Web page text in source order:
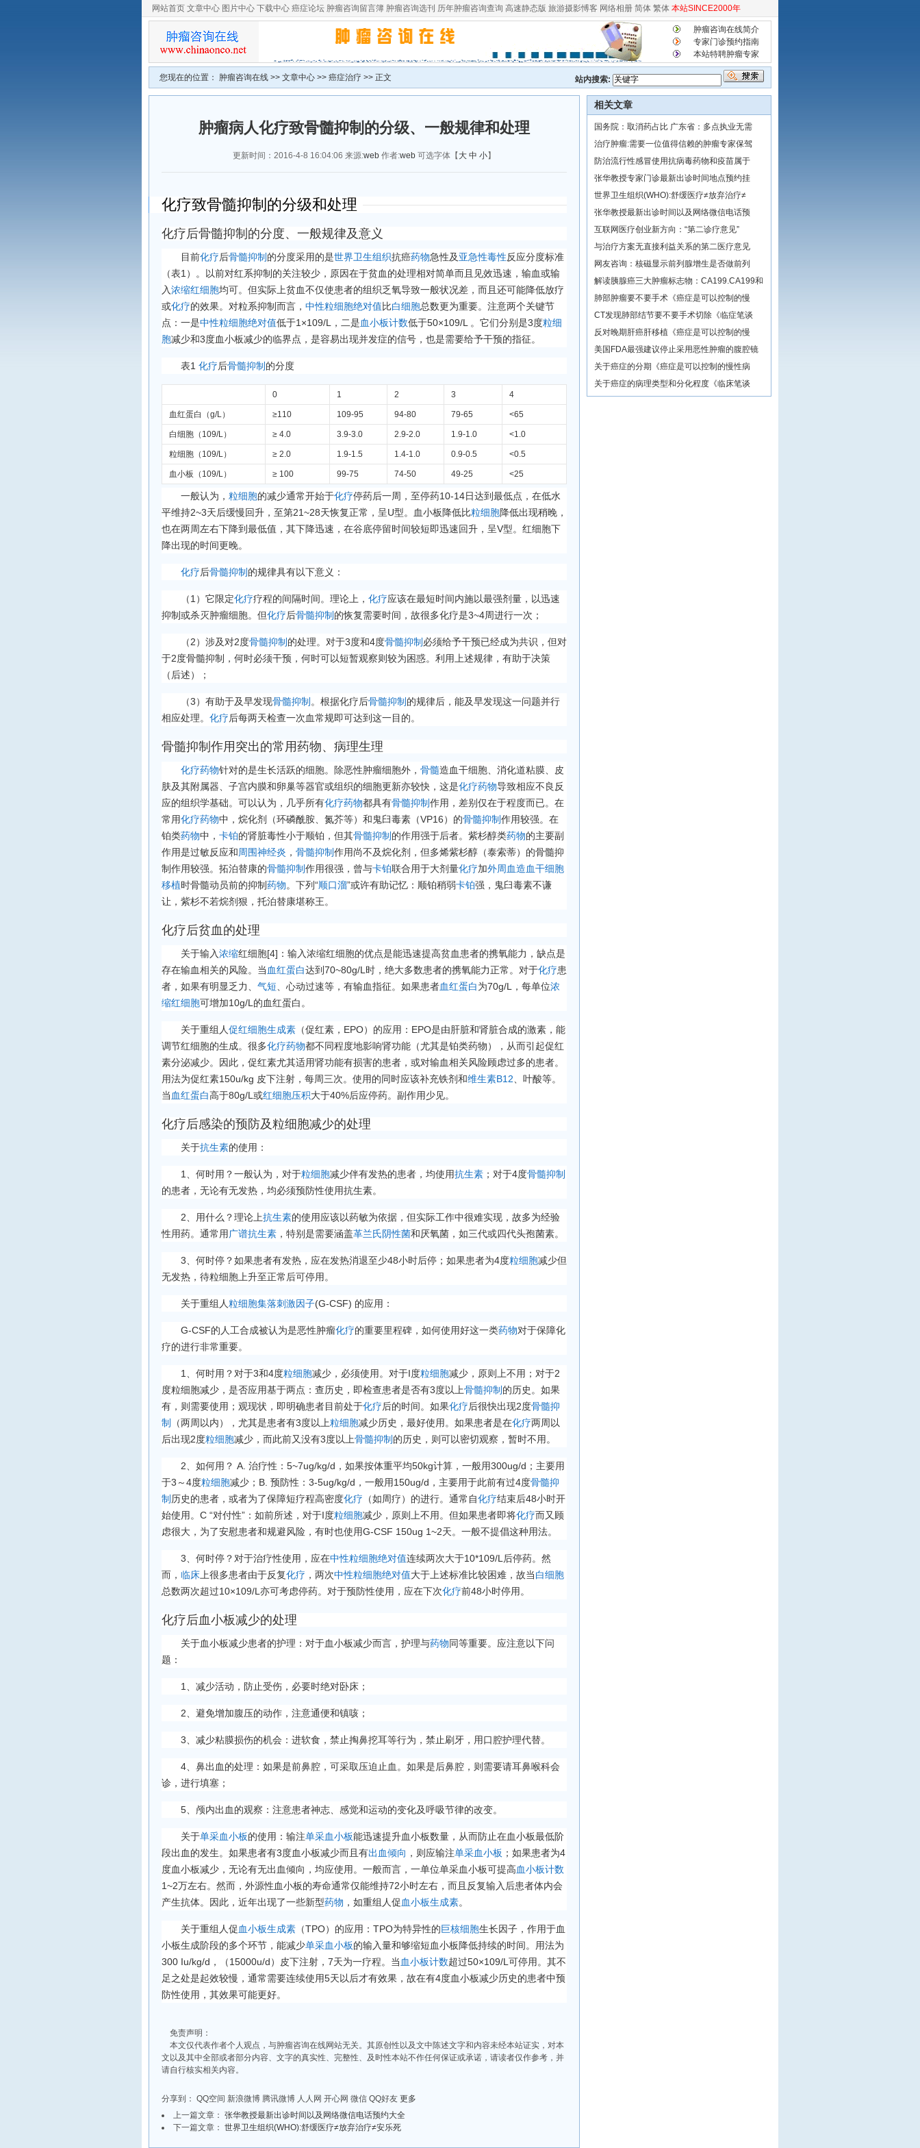
网站首页 文章中心 图片中心 下载中心 癌症论坛 肿瘤咨询留言簿 肿瘤咨询选刊 历年肿瘤咨询查询 高速静态版 旅游摄影愽客 网络相册 简体 繁体 本站SINCE2000年
肿瘤咨询在线简介
专家门诊预约指南
本站特聘肿瘤专家
站内搜索:
您现在的位置： 肿瘤咨询在线 >> 文章中心 >> 癌症治疗 >> 正文
肿瘤病人化疗致骨髓抑制的分级、一般规律和处理
更新时间：2016-4-8 16:04:06 来源:web 作者:web 可选字体【 大 中 小】
化疗致骨髓抑制的分级和处理
化疗后骨髓抑制的分度、一般规律及意义
目前化疗后骨髓抑制 的分度采用的是世界卫生组织抗癌药物急性及亚急性毒性反应分度标准
（表1）。以前对红系抑制的关注较少，原因在于贫血的处理相对简单而且见效迅速，输血或输
入浓缩红细胞均可。但实际上贫血不仅使患者的组织乏氧导致一般状况差，而且还可能降低放疗
或化疗的效果。对粒系抑制而言， 中性粒细胞绝对值比白细胞总数更为重要。注意两个关键节
点：一是中性粒细胞绝对值低于1×109/L，二是血小板计数低于50×109/L 。它们分别是3度粒细
胞减少和3度血小板减少的临界点，是容易出现并发症的信号，也是需要给予干预的指征。
表1 化疗后骨髓抑制 的分度
0 1 2 3 4
血红蛋白（g/L） ≥110 109-95 94-80 79-65 <65
白细胞（109/L） ≥ 4.0 3.9-3.0 2.9-2.0 1.9-1.0 <1.0
粒细胞（109/L） ≥ 2.0 1.9-1.5 1.4-1.0 0.9-0.5 <0.5
血小板（109/L） ≥ 100 99-75 74-50 49-25 <25
一般认为， 粒细胞的减少通常开始于化疗停药后一周，至停药10-14日达到最低点，在低水
平维持2~3天后缓慢回升，至第21~28天恢复正常，呈U型。血小板降低比粒细胞降低出现稍晚，
也在两周左右下降到最低值，其下降迅速，在谷底停留时间较短即迅速回升，呈V型。红细胞下
降出现的时间更晚。
化疗后骨髓抑制 的规律具有以下意义：
（1）它限定化疗疗程的间隔时间。理论上， 化疗应该在最短时间内施以最强剂量，以迅速
抑制或杀灭肿瘤细胞。但化疗后骨髓抑制 的恢复需要时间，故很多化疗是3~4周进行一次；
（2）涉及对2度骨髓抑制 的处理。对于3度和4度骨髓抑制 必须给予干预已经成为共识，但对
于2度骨髓抑制，何时必须干预，何时可以短暂观察则较为困惑。利用上述规律，有助于决策
（后述）；
（3）有助于及早发现骨髓抑制 。根据化疗后骨髓抑制 的规律后，能及早发现这一问题并行
相应处理。 化疗后每两天检查一次血常规即可达到这一目的。
骨髓抑制作用突出的常用药物、病理生理
化疗药物针对的是生长活跃的细胞。除恶性肿瘤细胞外， 骨髓造血干细胞、消化道粘膜、皮
肤及其附属器、子宫内膜和卵巢等器官或组织的细胞更新亦较快，这是化疗药物导致相应不良反
应的组织学基础。可以认为，几乎所有化疗药物都具有骨髓抑制作用，差别仅在于程度而已。在
常用化疗药物中，烷化剂（环磷酰胺、氮芥等）和鬼臼毒素（VP16）的骨髓抑制作用较强。在
铂类药物中， 卡铂的肾脏毒性小于顺铂，但其骨髓抑制 的作用强于后者。紫杉醇类药物的主要副
作用是过敏反应和周围神经炎 ， 骨髓抑制作用尚不及烷化剂，但多烯紫杉醇（泰索蒂）的骨髓抑
制作用较强。拓泊替康的骨髓抑制作用很强，曾与卡铂联合用于大剂量化疗加外周血造血干细胞
移植时骨髓动员前的抑制药物。下列“顺口溜”或许有助记忆：顺铂稍弱卡铂强，鬼臼毒素不谦
让，紫杉不若烷剂狠，托泊替康堪称王。
化疗后贫血的处理
关于输入浓缩红细胞[4]：输入浓缩红细胞的优点是能迅速提高贫血患者的携氧能力，缺点是
存在输血相关的风险。当 血红蛋白达到70~80g/L时，绝大多数患者的携氧能力正常。对于化疗患
者，如果有明显乏力、 气短 、心动过速等，有输血指征。如果患者血红蛋白为70g/L，每单位浓
缩红细胞可增加10g/L的血红蛋白。
关于重组人促红细胞生成素 （促红素，EPO）的应用：EPO是由肝脏和肾脏合成的激素，能
调节红细胞的生成。很多化疗药物都不同程度地影响肾功能（尤其是铂类药物），从而引起促红
素分泌减少。因此，促红素尤其适用肾功能有损害的患者，或对输血相关风险顾虑过多的患者。
用法为促红素150u/kg 皮下注射，每周三次。使用的同时应该补充铁剂和维生素B12 、叶酸等。
当 血红蛋白高于80g/L或红细胞压积大于40%后应停药。副作用少见。
化疗后感染的预防及粒细胞减少的处理
关于抗生素的使用：
1、何时用？一般认为，对于粒细胞减少伴有发热的患者，均使用抗生素 ；对于4度骨髓抑制
的患者，无论有无发热，均必须预防性使用抗生素。
2、用什么？理论上抗生素的使用应该以药敏为依据，但实际工作中很难实现，故多为经验
性用药。通常用 广谱抗生素 ，特别是需要涵盖革兰氏阴性菌和厌氧菌，如三代或四代头孢菌素。
3、何时停？如果患者有发热，应在发热消退至少48小时后停；如果患者为4度粒细胞减少但
无发热，待粒细胞上升至正常后可停用。
关于重组人粒细胞集落刺激因子(G-CSF) 的应用：
G-CSF的人工合成被认为是恶性肿瘤化疗的重要里程碑，如何使用好这一类药物对于保障化
疗的进行非常重要。
1、何时用？对于3和4度粒细胞减少，必须使用。对于I度粒细胞减少，原则上不用；对于2
度粒细胞减少，是否应用基于两点：查历史，即检查患者是否有3度以上骨髓抑制 的历史。如果
有，则需要使用；观现状，即明确患者目前处于化疗后的时间。如果化疗后很快出现2度骨髓抑
制
（两周以内），尤其是患者有3度以上粒细胞减少历史，最好使用。如果患者是在化疗两周以
后出现2度粒细胞减少，而此前又没有3度以上骨髓抑制 的历史，则可以密切观察，暂时不用。
2、如何用？ A. 治疗性：5~7ug/kg/d，如果按体重平均50kg计算，一般用300ug/d；主要用
于3～4度粒细胞减少；B. 预防性：3-5ug/kg/d，一般用150ug/d，主要用于此前有过4度骨髓抑
制 历史的患者，或者为了保障短疗程高密度化疗 （如周疗）的进行。通常自化疗结束后48小时开
始使用。C “对付性”：如前所述，对于I度粒细胞减少，原则上不用。但如果患者即将化疗而又顾
虑很大，为了安慰患者和规避风险，有时也使用G-CSF 150ug 1~2天。一般不提倡这种用法。
3、何时停？对于治疗性使用，应在中性粒细胞绝对值连续两次大于10*109/L后停药。然
而， 临床 上很多患者由于反复化疗 ，两次中性粒细胞绝对值大于上述标准比较困难，故当白细胞
总数两次超过10×109/L亦可考虑停药。对于预防性使用，应在下次化疗前48小时停用。
化疗后血小板减少的处理
关于血小板减少患者的护理：对于血小板减少而言，护理与药物同等重要。应注意以下问
题：
1、减少活动，防止受伤，必要时绝对卧床；
2、避免增加腹压的动作，注意通便和镇咳；
3、减少粘膜损伤的机会：进软食，禁止掏鼻挖耳等行为，禁止刷牙，用口腔护理代替。
4、鼻出血的处理：如果是前鼻腔，可采取压迫止血。如果是后鼻腔，则需要请耳鼻喉科会
诊，进行填塞；
5、颅内出血的观察：注意患者神志、感觉和运动的变化及呼吸节律的改变。
关于单采血小板的使用：输注单采血小板能迅速提升血小板数量，从而防止在血小板最低阶
段出血的发生。如果患者有3度血小板减少而且有出血倾向 ，则应输注单采血小板 ；如果患者为4
度血小板减少，无论有无出血倾向，均应使用。一般而言，一单位单采血小板可提高血小板计数
1~2万左右。然而，外源性血小板的寿命通常仅能维持72小时左右，而且反复输入后患者体内会
产生抗体。因此，近年出现了一些新型药物 ，如重组人促血小板生成素。
关于重组人促血小板生成素 （TPO）的应用：TPO为特异性的巨核细胞生长因子，作用于血
小板生成阶段的多个环节，能减少单采血小板的输入量和够缩短血小板降低持续的时间。用法为
300 Iu/kg/d，（15000u/d）皮下注射，7天为一疗程。当 血小板计数超过50×109/L可停用。其不
足之处是起效较慢，通常需要连续使用5天以后才有效果，故在有4度血小板减少历史的患者中预
防性使用，其效果可能更好。
免责声明：
本文仅代表作者个人观点，与肿瘤咨询在线网站无关。其原创性以及文中陈述文字和内容未经本站证实，对本
文以及其中全部或者部分内容、文字的真实性、完整性、及时性本站不作任何保证或承诺，请读者仅作参考，并
请自行核实相关内容。
分享到： QQ空间 新浪微博 腾讯微博 人人网 开心网 微信 QQ好友 更多
上一篇文章： 张华教授最新出诊时间以及网络微信电话预约大全
下一篇文章： 世界卫生组织(WHO):舒缓医疗≠放弃治疗≠安乐死
相关文章
国务院：取消药占比 广东省：多点执业无需
治疗肿瘤:需要一位值得信赖的肿瘤专家保驾
防治流行性感冒使用抗病毒药物和疫苗属于
张华教授专家门诊最新出诊时间地点预约挂
世界卫生组织(WHO):舒缓医疗≠放弃治疗≠
张华教授最新出诊时间以及网络微信电话预
互联网医疗创业新方向：“第二诊疗意见”
与治疗方案无直接利益关系的第二医疗意见
网友咨询：核磁显示前列腺增生是否做前列
解读胰腺癌三大肿瘤标志物：CA199.CA199和
肺部肿瘤要不要手术《癌症是可以控制的慢
CT发现肺部结节要不要手术切除《临症笔谈
反对晚期肝癌肝移植《癌症是可以控制的慢
美国FDA最强建议停止采用恶性肿瘤的腹腔镜
关于癌症的分期《癌症是可以控制的慢性病
关于癌症的病理类型和分化程度《临床笔谈